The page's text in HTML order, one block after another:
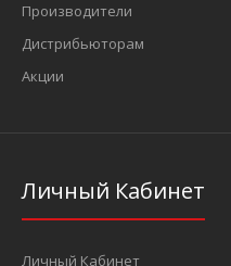
Производители
Дистрибьюторам
Акции
Личный Кабинет
Личный Кабинет